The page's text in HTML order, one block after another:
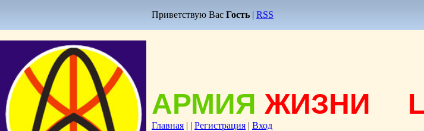
Приветствую Вас Гость | RSS
АРМИЯ ЖИЗНИ
Главная | | Регистрация | Вход